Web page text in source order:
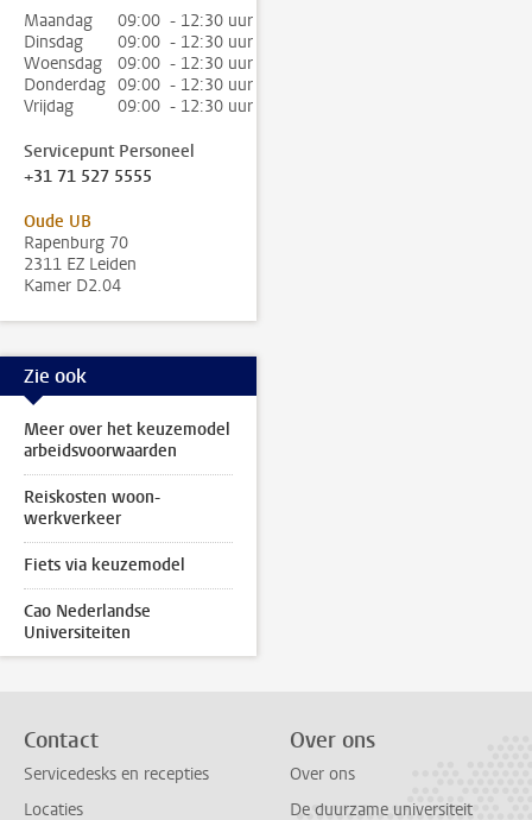
Maandag
09:00 - 12:30 uur
Dinsdag
09:00 - 12:30 uur
Woensdag
09:00 - 12:30 uur
Donderdag 09:00 - 12:30 uur
Vrijdag
09:00 - 12:30 uur
Servicepunt Personeel
+31 71 527 5555
Oude UB
Rapenburg 70
2311 EZ Leiden
Kamer D2.04
Zie ook
Meer over het keuzemodel
arbeidsvoorwaarden
Reiskosten woon-
werkverkeer
Fiets via keuzemodel
Cao Nederlandse
Universiteiten
Contact
Servicedesks en recepties
Locaties
Over ons
Over ons
De duurzame universiteit